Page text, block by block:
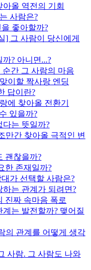
올 역전의 기회
사람은?
좋아할까?
] 그 사람이 당신에게
? 아니면...?
간 그 사람의 마음
이할 짝사랑 엔딩
답이란?
에 찾아올 전환기
있을까?
다는 뜻일까?
만간 찾아올 극적인 변
괜찮을까?
한 존재일까?
가 선택할 사람은?
는 관계가 되려면?
진짜 속마음 폭로
는 발전할까? 맺어질
의 관계를 어떻게 생각
사람. 그 사람도 나와